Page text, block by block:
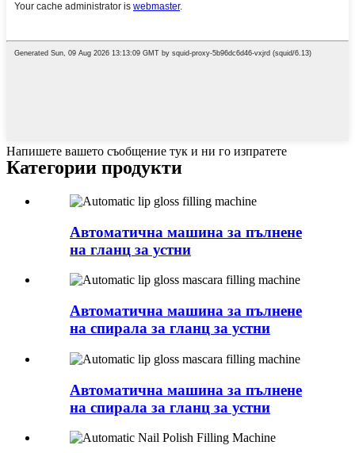
Напишете вашето съобщение тук и ни го изпратете
Категории продукти
Автоматична машина за пълнене
на гланц за устни
Автоматична машина за пълнене
на спирала за гланц за устни
Автоматична машина за пълнене
на спирала за гланц за устни